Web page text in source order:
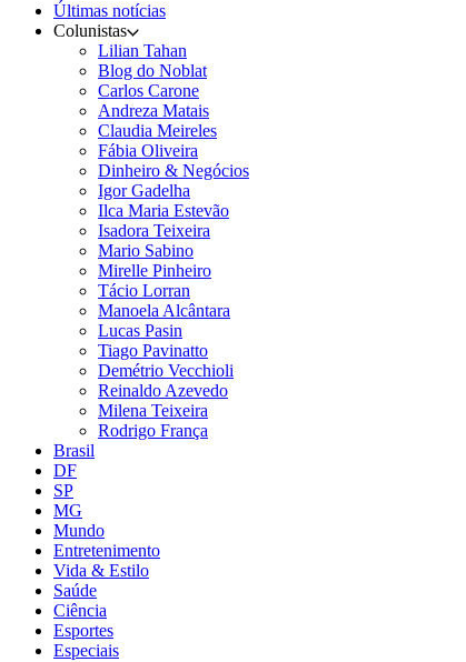
Últimas notícias
Colunistas
Lilian Tahan
Blog do Noblat
Carlos Carone
Andreza Matais
Claudia Meireles
Fábia Oliveira
Dinheiro & Negócios
Igor Gadelha
Ilca Maria Estevão
Isadora Teixeira
Mario Sabino
Mirelle Pinheiro
Tácio Lorran
Manoela Alcântara
Lucas Pasin
Tiago Pavinatto
Demétrio Vecchioli
Reinaldo Azevedo
Milena Teixeira
Rodrigo França
Brasil
DF
SP
MG
Mundo
Entretenimento
Vida & Estilo
Saúde
Ciência
Esportes
Especiais